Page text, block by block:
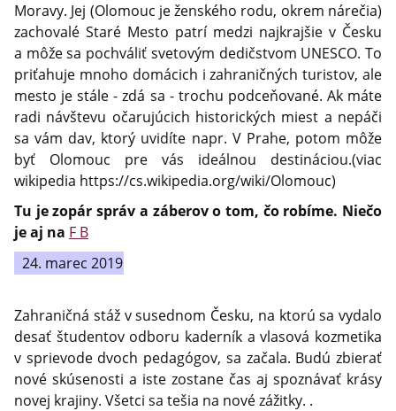
Moravy. Jej (Olomouc je ženského rodu, okrem nárečia)
zachovalé Staré Mesto patrí medzi najkrajšie v Česku
a môže sa pochváliť svetovým dedičstvom UNESCO. To
priťahuje mnoho domácich i zahraničných turistov, ale
mesto je stále - zdá sa - trochu podceňované. Ak máte
radi návštevu očarujúcich historických miest a nepáči
sa vám dav, ktorý uvidíte napr. V Prahe, potom môže
byť Olomouc pre vás ideálnou destináciou.(viac
wikipedia https://cs.wikipedia.org/wiki/Olomouc)
Tu je zopár správ a záberov o tom, čo robíme. Niečo
je aj na F B
24. marec 2019
Zahraničná stáž v susednom Česku, na ktorú sa vydalo
desať študentov odboru kaderník a vlasová kozmetika
v sprievode dvoch pedagógov, sa začala. Budú zbierať
nové skúsenosti a iste zostane čas aj spoznávať krásy
novej krajiny. Všetci sa tešia na nové zážitky. .